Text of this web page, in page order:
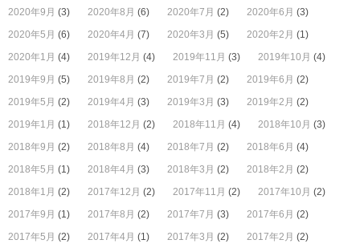
2020年9月 (3) 2020年8月 (6) 2020年7月 (2) 2020年6月 (3)
2020年5月 (6) 2020年4月 (7) 2020年3月 (5) 2020年2月 (1)
2020年1月 (4) 2019年12月 (4) 2019年11月 (3) 2019年10月 (4)
2019年9月 (5) 2019年8月 (2) 2019年7月 (2) 2019年6月 (2)
2019年5月 (2) 2019年4月 (3) 2019年3月 (3) 2019年2月 (2)
2019年1月 (1) 2018年12月 (2) 2018年11月 (4) 2018年10月 (3)
2018年9月 (2) 2018年8月 (4) 2018年7月 (2) 2018年6月 (4)
2018年5月 (1) 2018年4月 (3) 2018年3月 (2) 2018年2月 (2)
2018年1月 (2) 2017年12月 (2) 2017年11月 (2) 2017年10月 (2)
2017年9月 (1) 2017年8月 (2) 2017年7月 (3) 2017年6月 (2)
2017年5月 (2) 2017年4月 (1) 2017年3月 (2) 2017年2月 (2)